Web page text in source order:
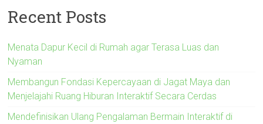
Recent Posts
Menata Dapur Kecil di Rumah agar Terasa Luas dan
Nyaman
Membangun Fondasi Kepercayaan di Jagat Maya dan
Menjelajahi Ruang Hiburan Interaktif Secara Cerdas
Mendefinisikan Ulang Pengalaman Bermain Interaktif di